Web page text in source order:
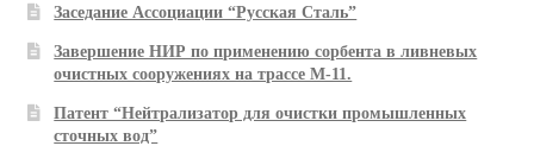
Заседание Ассоциации “Русская Сталь”
Завершение НИР по применению сорбента в ливневых
очистных сооружениях на трассе М-11.
Патент “Нейтрализатор для очистки промышленных
сточных вод”